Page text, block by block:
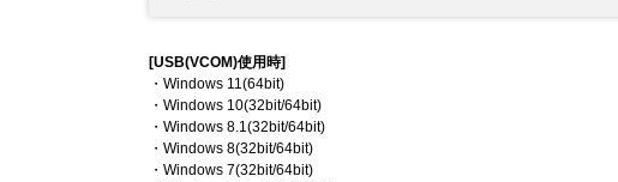
[USB(VCOM)使用時]
・Windows 11(64bit)
・Windows 10(32bit/64bit)
・Windows 8.1(32bit/64bit)
・Windows 8(32bit/64bit)
・Windows 7(32bit/64bit)